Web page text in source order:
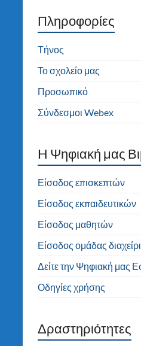
Καλώς ήλθατε στον
Δημοτικού
Πληροφορίες
Τήνος
Το σχολείο μας
Προσωπικό
Σύνδεσμοι Webex
H Ψηφιακή μας
Είσοδος επισκεπτών
Είσοδος εκπαιδευτικών
Είσοδος μαθητών
Είσοδος ομάδας
Δείτε την Ψηφιακή μας
Οδηγίες χρήσης
Δραστηριότητες